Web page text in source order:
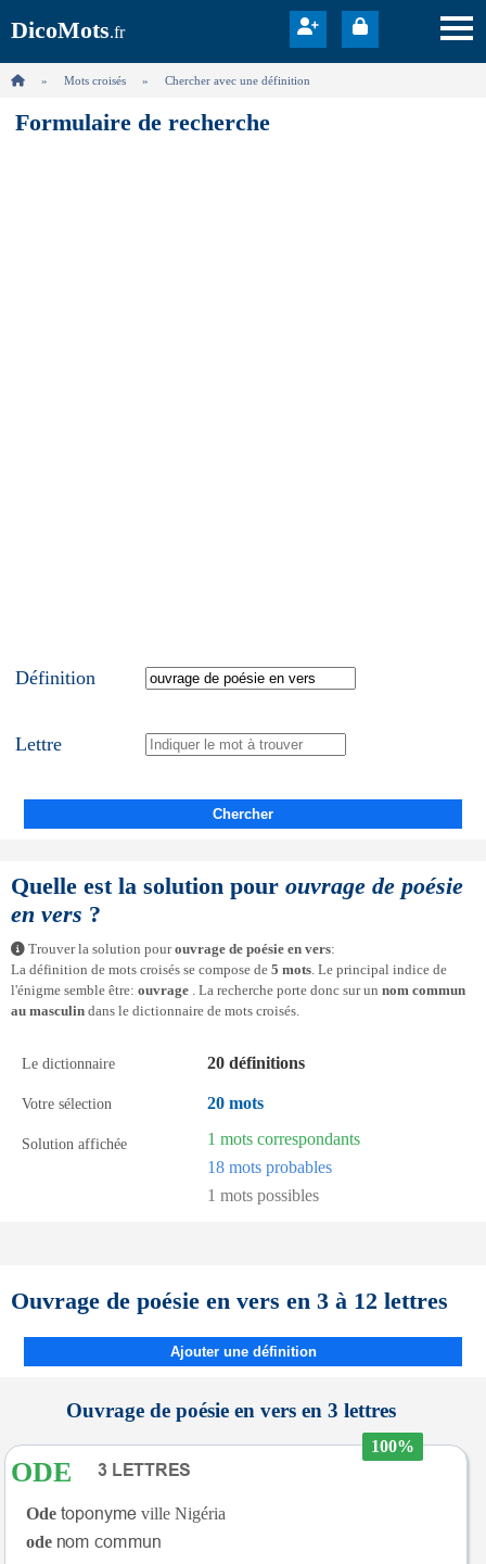
DicoMots.fr
Mots croisés Chercher avec une définition
Formulaire de recherche
Définition
Lettre
Chercher
Quelle est la solution pour ouvrage de poésie
en vers ?
Trouver la solution pourouvrage de poésie en vers:
La définition de mots croisés se compose de 5 mots. Le principal indice de
l'énigme semble être: ouvrage . La recherche porte donc sur un nom commun
au masculin dans le dictionnaire de mots croisés.
Le dictionnaire 20 définitions
Votre sélection 20 mots
Solution affichée
1 mots correspondants
18 mots probables
1 mots possibles
Ouvrage de poésie en vers en 3 à 12 lettres
Ajouter une définition
Ouvrage de poésie en vers en 3 lettres
100%
ODE
Ode
ville Nigéria
ode